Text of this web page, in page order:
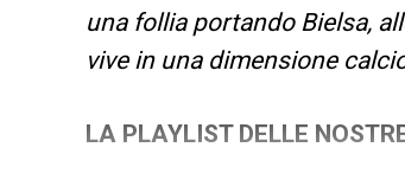
una follia portando Bielsa,
vive in una dimensione
LA PLAYLIST DELLE